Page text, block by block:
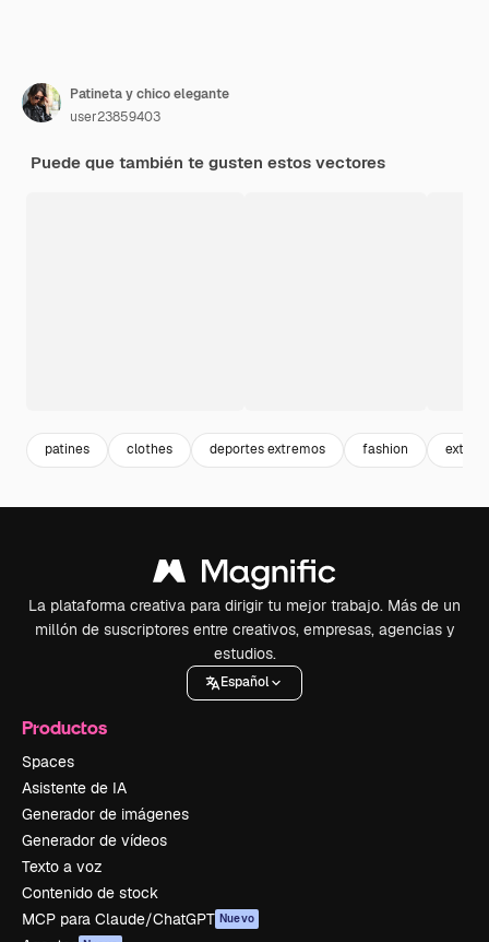
Patineta y chico elegante
user23859403
Puede que también te gusten estos vectores
patines clothes deportes extremos fashion
La plataforma creativa para dirigir tu mejor trabajo. Más de un
millón de suscriptores entre creativos, empresas, agencias y
estudios.
Español
Productos
Spaces
Asistente de IA
Generador de imágenes
Generador de vídeos
Texto a voz
Contenido de stock
MCP para Claude/ChatGPT Nuevo